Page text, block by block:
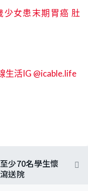
少女患末期胃癌 肚
生活IG @icable.life
少70名學生懷
送院